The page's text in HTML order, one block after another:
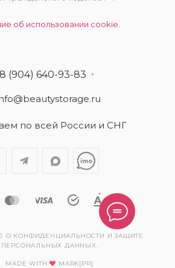
об использовании cookie.
8 (904) 640-93-83
по всей России и СНГ
О КОНФИДЕНЦИАЛЬНОСТИ И ЗАЩИТЕ
ПЕРСОНАЛЬНЫХ ДАННЫХ.
MADE WITH MARK[PR]